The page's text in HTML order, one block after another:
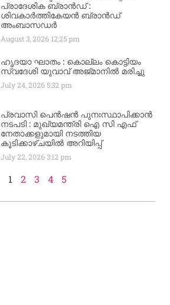
പ്രാദേശിക ബ്രാന്‍ഡ് :
ശിവകാര്‍ത്തികേയന്‍ ബ്രാന്‍ഡ്
അംബാസഡര്‍
August 3, 2026 12:25 pm
ഹൃദയാ ഘാതം : കൊല്ലം കൊട്ടിയം
സ്വദേശി യുവാവ് അജ്മാനിൽ മരിച്ചു
July 24, 20265:32 pm
പ്രവാസി പെൻഷൻ പുനഃസ്ഥാപിക്കാൻ
നടപടി : മുഖ്യമന്ത്രി ഐ സി എഫ്
നേതാക്കളുമായി നടത്തിയ
കൂടിക്കാഴ്ചയിൽ അറിയിപ്പ്
July 22, 20263:12 pm
1 2 3 4 5